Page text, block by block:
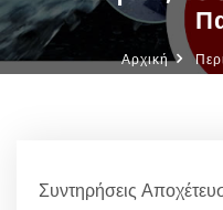
Αρχική
Συντηρήσεις